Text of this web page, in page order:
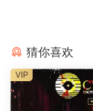
猜你喜欢
VIP